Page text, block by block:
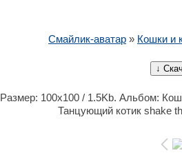
Смайлик-аватар » Кошки и
↓
Размер: 100x100 / 1.5Kb. Альбом:
Танцующий котик shake